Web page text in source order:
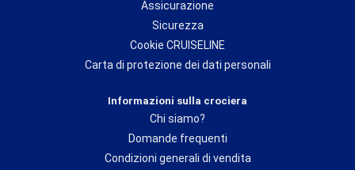
Assicurazione
Sicurezza
Cookie CRUISELINE
Carta di protezione dei dati personali
Informazioni sulla crociera
Chi siamo?
Domande frequenti
Condizioni generali di vendita